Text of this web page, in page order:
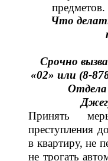
предметов.
Что
Срочно
«02» или (8-
Принять
преступления
в квартиру, не
не трогать